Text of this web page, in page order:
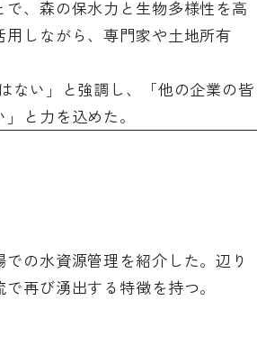
、森の保水力と生物多様性を高
しながら、専門家や土地所有
ない」と強調し、「他の企業の皆
と力を込めた。
の水資源管理を紹介した。辺り
再び湧出する特徴を持つ。